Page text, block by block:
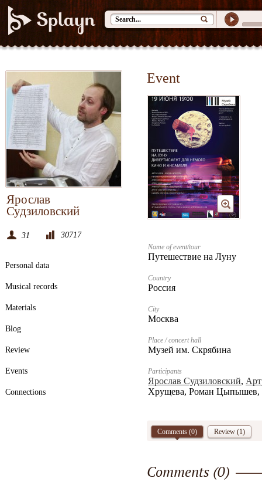
Ярослав
Судзиловский
31 30717
Personal data
Musical records
Materials
Blog
Review
Events
Connections
Event
Name of event/tour
Путешествие на Луну
Country
Россия
City
Москва
Place / concert hall
Музей им. Скрябина
Participants
Ярослав Судзиловский,
Хрущева, Роман Цыпышев,
Comments (0) Review (1)
Comments (0)